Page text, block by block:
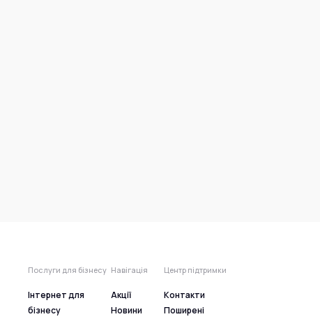
Послуги для бізнесу
Інтернет для
бізнесу
Навігація
Акції
Новини
Центр підтримки
Контакти
Поширені